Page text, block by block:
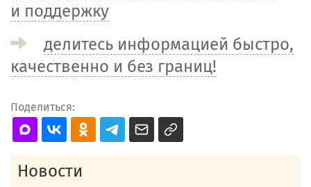
и поддержку
делитесь информацией быстро,
качественно и без границ!
Поделиться:
Новости